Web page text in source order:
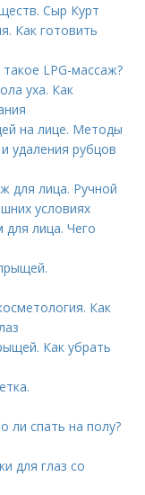
Сыр Курт
Как готовить
LPG-массаж?
уха. Как
на лице. Методы
удаления рубцов
для лица. Ручной
условиях
лица. Чего
Как
Как убрать
ли спать на полу?
для глаз со